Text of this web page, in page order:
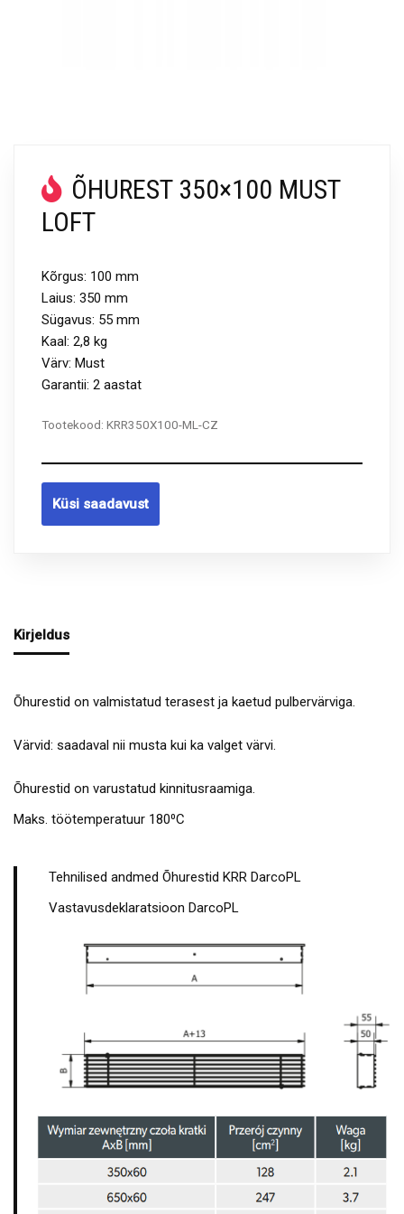
ÕHUREST 350×100 MUST
LOFT
Kõrgus: 100 mm
Laius: 350 mm
Sügavus: 55 mm
Kaal: 2,8 kg
Värv: Must
Garantii: 2 aastat
Tootekood: KRR350X100-ML-CZ
Küsi saadavust
Kirjeldus
Õhurestid on valmistatud terasest ja kaetud pulbervärviga.
Värvid: saadaval nii musta kui ka valget värvi.
Õhurestid on varustatud kinnitusraamiga.
Maks. töötemperatuur 180⁰C
Tehnilised andmed Õhurestid KRR DarcoPL
Vastavusdeklaratsioon DarcoPL